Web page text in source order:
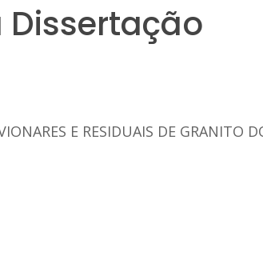
E RESIDUAIS DE GRANITO